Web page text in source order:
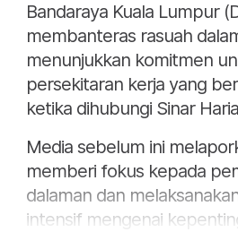
Bandaraya Kuala Lumpur
membanteras rasuah
menunjukkan komitmen
persekitaran kerja yang
ketika dihubungi Sinar
Media sebelum ini
memberi fokus kepada
dalaman dan
intensif mengenai